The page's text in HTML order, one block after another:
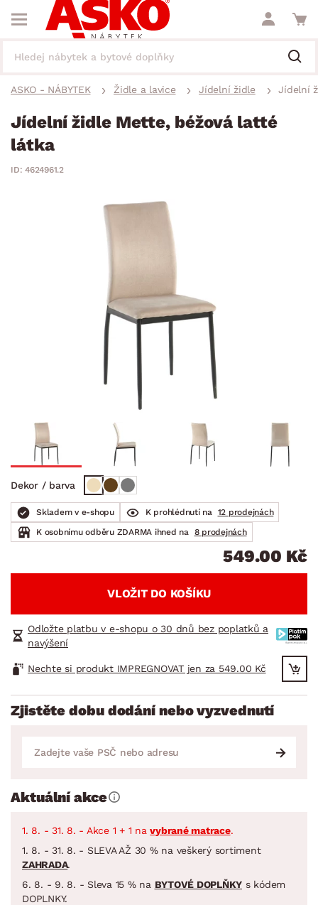
ASKO - NÁBYTEK Židle a lavice Jídelní židle Jídelní
Jídelní židle Mette, béžová latté
látka
ID: 4624961.2
Dekor / barva
Skladem v e-shopu K prohlédnutí na
12 prodejnách
K osobnímu odběru ZDARMA ihned na
8 prodejnách
549.00 Kč
VLOŽIT DO KOŠÍKU
Odložte platbu v e-shopu o 30 dnů bez poplatků a
navýšení
Nechte si produkt IMPREGNOVAT jen za 549.00 Kč
Zjistěte dobu dodání nebo vyzvednutí
Aktuální akce
1. 8. - 31. 8. - Akce 1 + 1 navybrané matrace.
1. 8. - 31. 8. - SLEVA AŽ 30 % na veškerý sortiment
ZAHRADA.
6. 8. - 9. 8. - Sleva 15 % na BYTOVÉ DOPLŇKY s kódem
DOPLNKY.